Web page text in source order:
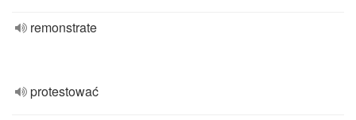
remonstrate
protestować